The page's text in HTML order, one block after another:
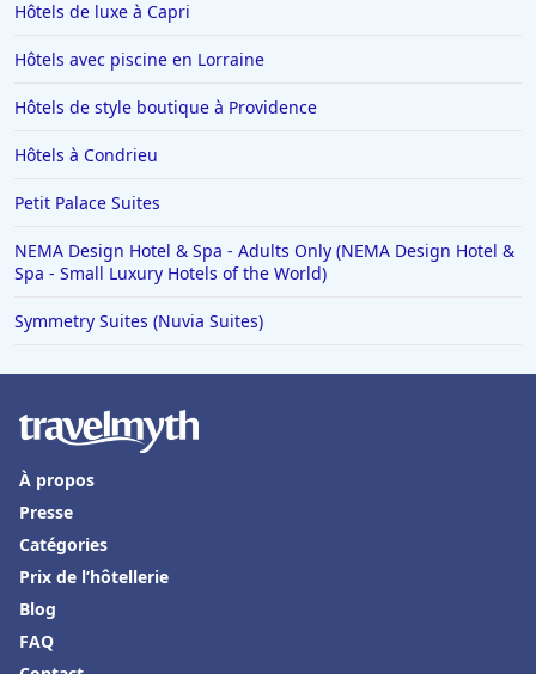
Hôtels de luxe à Capri
Hôtels avec piscine en Lorraine
Hôtels de style boutique à Providence
Hôtels à Condrieu
Petit Palace Suites
NEMA Design Hotel & Spa - Adults Only (NEMA Design Hotel &
Spa - Small Luxury Hotels of the World)
Symmetry Suites (Nuvia Suites)
À propos
Presse
Catégories
Prix de l’hôtellerie
Blog
FAQ